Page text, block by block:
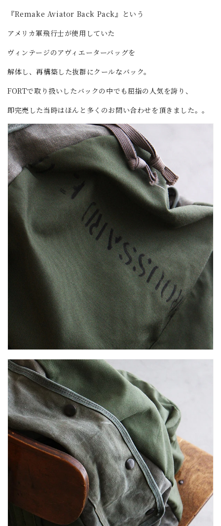
『Remake Aviator Back Pack』という
アメリカ軍飛行士が使用していた
ヴィンテージのアヴィエーターバッグを
解体し、再構築した抜群にクールなバック。
FORTで取り扱いしたバックの中でも屈指の人気を誇り、
即完売した当時はほんと多くのお問い合わせを頂きました。。